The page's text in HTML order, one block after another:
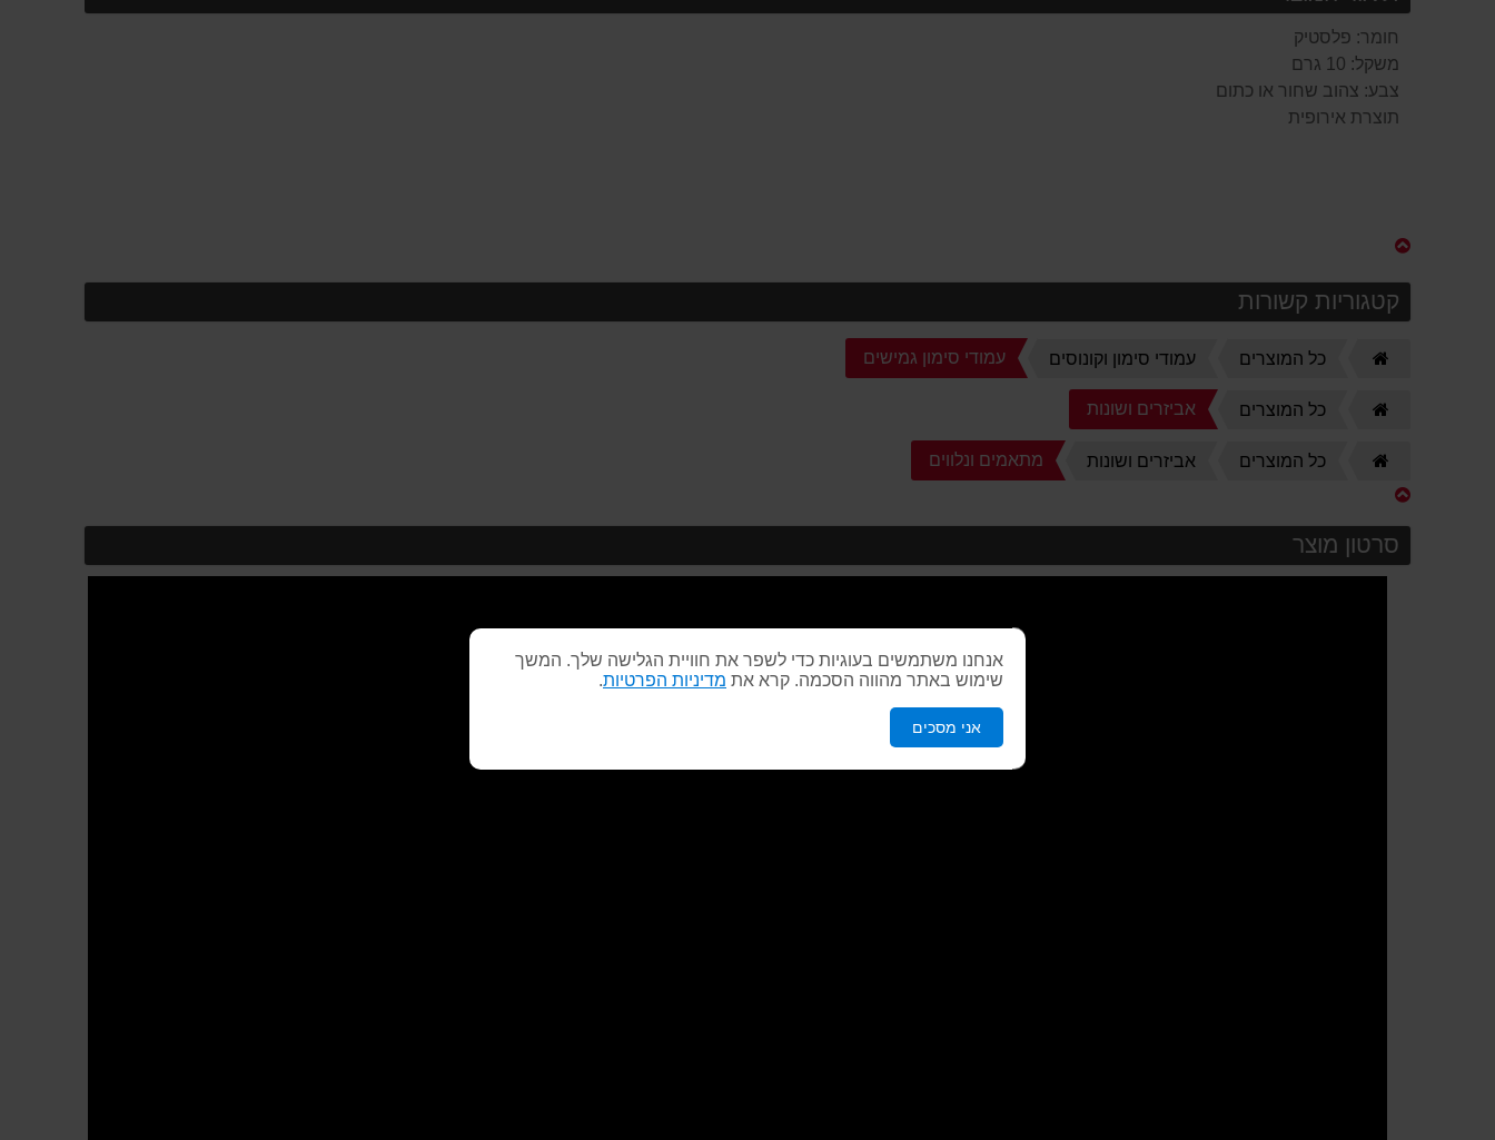
אנחנו משתמשים בעוגיות כדי לשפר את חוויית הגלישה שלך. המשך
שימוש באתר מהווה הסכמה. קרא את מדיניות הפרטיות.
אני מסכים
חומר: פלסטיק
משקל: 10 גרם
צבע: צהוב שחור או כתום
תוצרת אירופית
קטגוריות קשורות
כל המוצרים עמודי סימון וקונוסים עמודי סימון גמישים
כל המוצרים אביזרים ושונות
כל המוצרים אביזרים ושונות מתאמים ונלווים
סרטון מוצר